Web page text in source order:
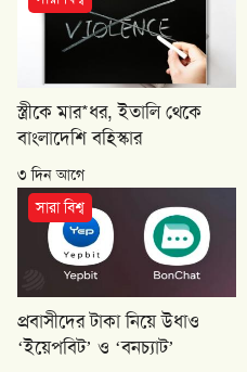
স্ত্রীকে মার*ধর, ইতালি থেকে
বাংলাদেশি বহিস্কার
৩ দিন আগে
সারা বিশ্ব
প্রবাসীদের টাকা নিয়ে উধাও
‘ইয়েপবিট’ ও ‘বনচ্যাট’